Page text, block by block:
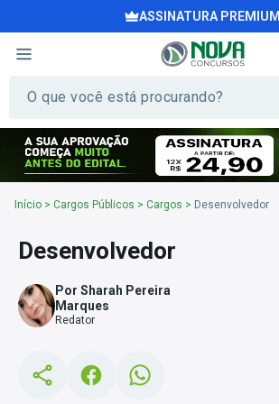
ASSINATURA PREMIUM
Início > Cargos Públicos > Cargos > Desenvolvedor
Desenvolvedor
Por Sharah Pereira
Marques
Redator